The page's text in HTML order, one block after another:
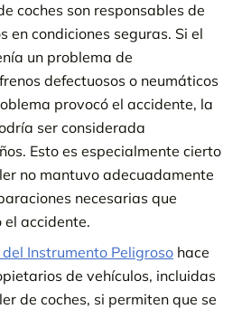
coches son responsables de
en condiciones seguras. Si el
un problema de
defectuosos o neumáticos
provocó el accidente, la
ser considerada
Esto es especialmente cierto
no mantuvo adecuadamente
necesarias que
accidente.
Instrumento Peligroso hace
de vehículos, incluidas
de coches, si permiten que se